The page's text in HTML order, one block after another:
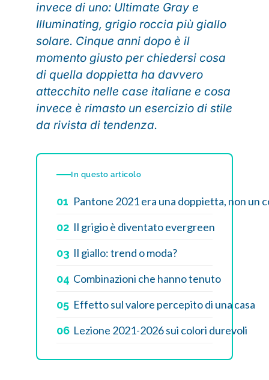
invece di uno: Ultimate Gray e
Illuminating, grigio roccia più giallo
solare. Cinque anni dopo è il
momento giusto per chiedersi cosa
di quella doppietta ha davvero
attecchito nelle case italiane e cosa
invece è rimasto un esercizio di stile
da rivista di tendenza.
In questo articolo
01 Pantone 2021 era una doppietta, non un
02 Il grigio è diventato evergreen
03 Il giallo: trend o moda?
04 Combinazioni che hanno tenuto
05 Effetto sul valore percepito di una casa
06 Lezione 2021-2026 sui colori durevoli